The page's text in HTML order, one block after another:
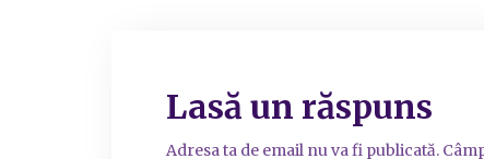
Lasă un răspuns
Adresa ta de email nu va fi publicată.